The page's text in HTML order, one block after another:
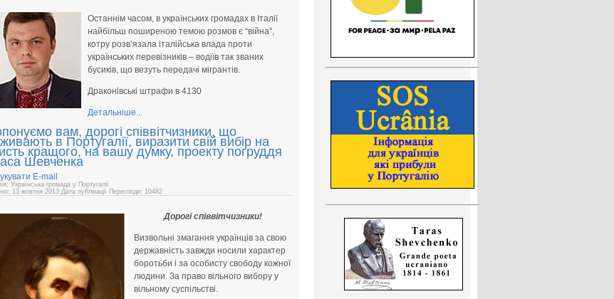
Останнім часом, в українських громадах в Італії
найбільш поширеною темою розмов є “війна”,
котру розв’язала італійська влада проти
українських перевізників – водіїв так званих
бусиків, що везуть передачі мігрантів.
Драконівські штрафи в 4130
Детальніше...
вам, дорогі співвітчизники, що
в Португалії, виразити свій вибір на
кращого, на вашу думку, проекту погруддя
Шевченка
E-mail
Українська громада у Португалії
13 жовтня 2013 Дата публікації Перегляди: 10482
Дорогі співвітчизники!
Визвольні змагання українців за свою
державність завжди носили характер
боротьби і за особисту свободу кожної
людини. За право вільного вибору у
вільному суспільстві.